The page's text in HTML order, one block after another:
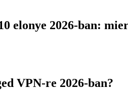
elonye 2026-ban:
VPN-re 2026-ban?